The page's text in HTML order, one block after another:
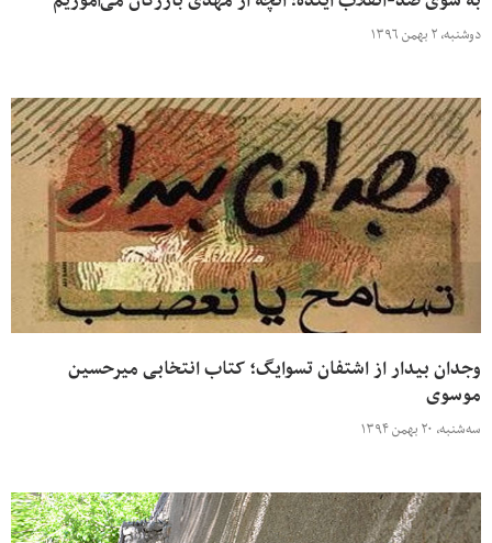
دوشنبه، ۲ بهمن ۱۳۹۶
وجدان بیدار از اشتفان تسوایگ؛ کتاب انتخابی میرحسین
موسوی
سه‌شنبه، ۲۰ بهمن ۱۳۹۴